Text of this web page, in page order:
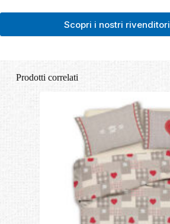
Scopri i nostri rivenditori
Prodotti correlati